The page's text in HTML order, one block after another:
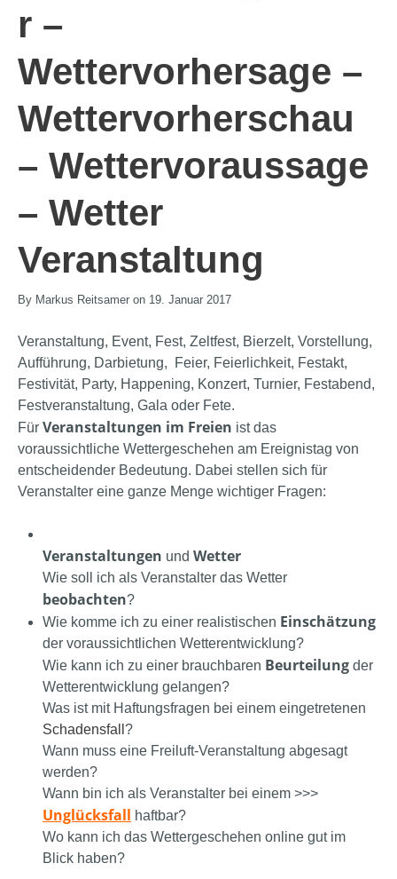
r –
Wettervorhersage –
Wettervorherschau
– Wettervoraussage
– Wetter
Veranstaltung
By Markus Reitsamer on 19. Januar 2017
Veranstaltung, Event, Fest, Zeltfest, Bierzelt, Vorstellung,
Aufführung, Darbietung, Feier, Feierlichkeit, Festakt,
Festivität, Party, Happening, Konzert, Turnier, Festabend,
Festveranstaltung, Gala oder Fete.
Für Veranstaltungen im Freien ist das
voraussichtliche Wettergeschehen am Ereignistag von
entscheidender Bedeutung. Dabei stellen sich für
Veranstalter eine ganze Menge wichtiger Fragen:
Veranstaltungen und Wetter
Wie soll ich als Veranstalter das Wetter
beobachten?
Wie komme ich zu einer realistischen Einschätzung
der voraussichtlichen Wetterentwicklung?
Wie kann ich zu einer brauchbaren Beurteilung der
Wetterentwicklung gelangen?
Was ist mit Haftungsfragen bei einem eingetretenen
Schadensfall ?
Wann muss eine Freiluft-Veranstaltung abgesagt
werden?
Wann bin ich als Veranstalter bei einem >>>
Unglücksfall haftbar?
Wo kann ich das Wettergeschehen online gut im
Blick haben?